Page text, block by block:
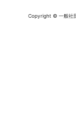
Copyright © 一般社